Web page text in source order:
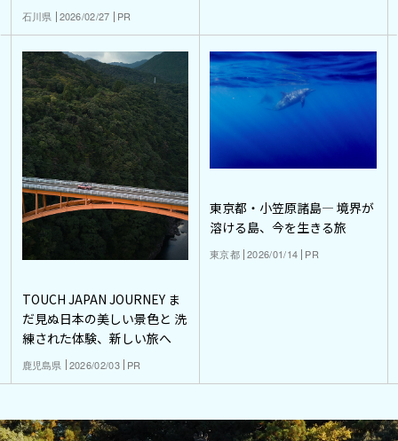
石川県 2026/02/27 PR
TOUCH JAPAN JOURNEY ま
だ見ぬ日本の美しい景色と 洗
練された体験、新しい旅へ
鹿児島県 2026/02/03 PR
東京都・小笠原諸島― 境界が
溶ける島、今を生きる旅
東京都 2026/01/14 PR